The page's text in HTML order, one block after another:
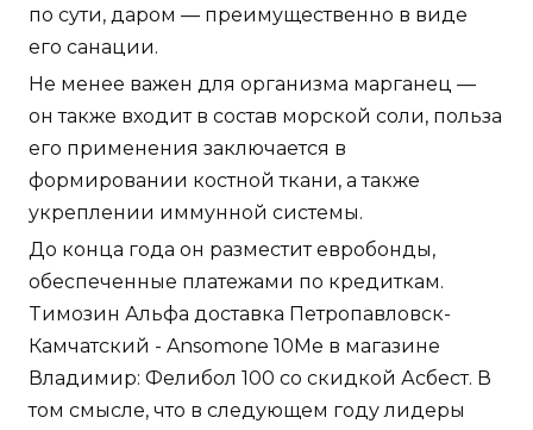
по сути, даром — преимущественно в виде
его санации.
Не менее важен для организма марганец —
он также входит в состав морской соли, польза
его применения заключается в
формировании костной ткани, а также
укреплении иммунной системы.
До конца года он разместит евробонды,
обеспеченные платежами по кредиткам.
Tимозин Альфа доставка Петропавловск-
Камчатский - Ansomone 10Me в магазине
Владимир: Фелибол 100 со скидкой Асбест. В
том смысле, что в следующем году лидеры